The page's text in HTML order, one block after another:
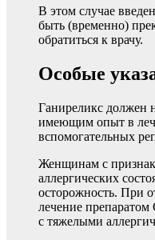
В этом случае
быть (временно)
обратиться к врачу.
Особые
Ганиреликс должен
имеющим опыт в
вспомогательных
Женщинам с
аллергических
осторожность. При
лечение
с тяжелыми